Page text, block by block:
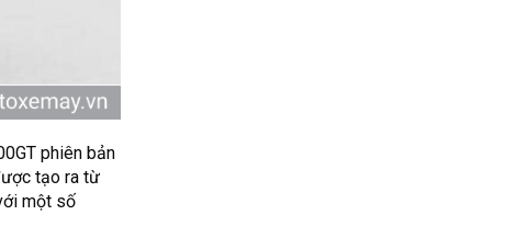
phiên bản
tạo ra từ
một số